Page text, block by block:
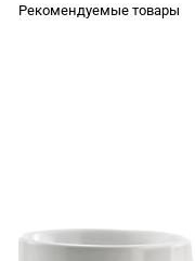
Рекомендуемые товары